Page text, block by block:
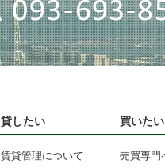
貸したい
賃貸管理について
買いたい
売買専門